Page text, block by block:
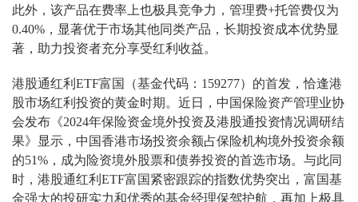
此外，该产品在费率上也极具竞争力，管理费+托管费仅为
0.40%，显著优于市场其他同类产品，长期投资成本优势显
著，助力投资者充分享受红利收益。
港股通红利ETF富国（基金代码：159277）的首发，恰逢港
股市场红利投资的黄金时期。近日，中国保险资产管理业协
会发布《2024年保险资金境外投资及港股通投资情况调研结
果》显示，中国香港市场投资余额占保险机构境外投资余额
的51%，成为险资境外股票和债券投资的首选市场。与此同
时，港股通红利ETF富国紧密跟踪的指数优势突出，富国基
金强大的投研实力和优秀的基金经理保驾护航，再加上极具